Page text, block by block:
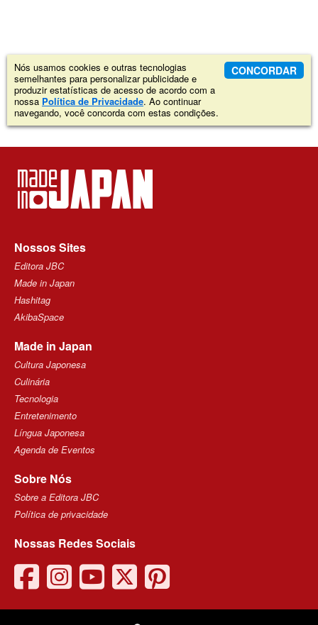
Nós usamos cookies e outras tecnologias
semelhantes para personalizar publicidade e
produzir estatísticas de acesso de acordo com a
nossa Política de Privacidade. Ao continuar
navegando, você concorda com estas condições.
CONCORDAR
Nossos Sites
Editora JBC
Made in Japan
Hashitag
AkibaSpace
Made in Japan
Cultura Japonesa
Culinária
Tecnologia
Entretenimento
Língua Japonesa
Agenda de Eventos
Sobre Nós
Sobre a Editora JBC
Política de privacidade
Nossas Redes Sociais
facebook
instagram
youtube
twitterpinterest